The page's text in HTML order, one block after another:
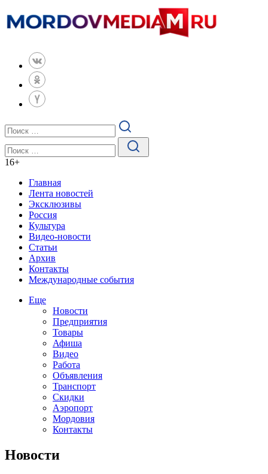
16+
Главная
Лента новостей
Эксклюзивы
Россия
Культура
Видео-новости
Статьи
Архив
Контакты
Международные события
Еще
Новости
Предприятия
Товары
Афиша
Видео
Работа
Объявления
Транспорт
Скидки
Аэропорт
Мордовия
Контакты
Новости